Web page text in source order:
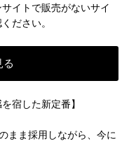
イトで販売がないサイ
ださい。
る
宿した新定番】
まま採用しながら、今に